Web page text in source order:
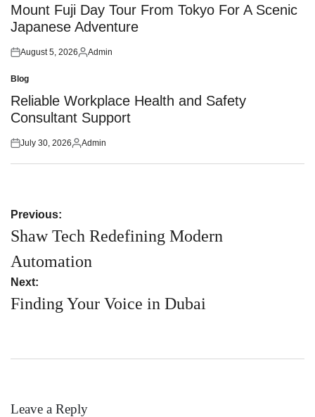
in
Mount Fuji Day Tour From Tokyo For A Scenic
Japanese Adventure
Posted
August 5, 2026
Posted
Admin
Posted
in
Blog
Reliable Workplace Health and Safety
Consultant Support
Posted
July 30, 2026
Posted
Admin
Post
navigation
Previous:
Shaw Tech Redefining Modern
Automation
Next:
Finding Your Voice in Dubai
Leave a Reply